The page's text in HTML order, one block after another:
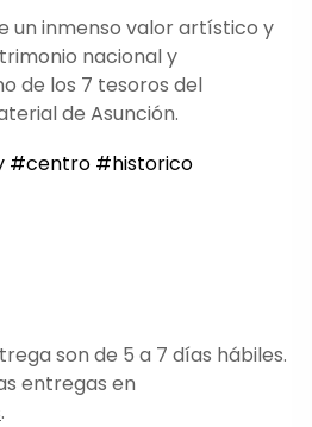
un inmenso valor artístico y
nacional y
de los 7 tesoros del
de Asunción.
#centro #historico
son de 5 a 7 días hábiles.
entregas en
.